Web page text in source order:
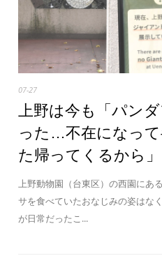
07-27
上野は今も「パン
った…不在になって
た帰ってくるから」
上野動物園（台東区）の西園にあ
サを食べていたおなじみの姿はな
が日常だったこ...